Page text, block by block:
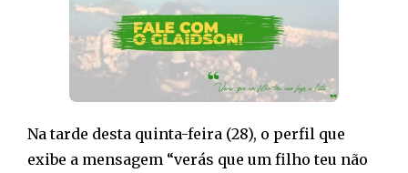
Na tarde desta quinta-feira (28), o perfil que
exibe a mensagem “verás que um filho teu não